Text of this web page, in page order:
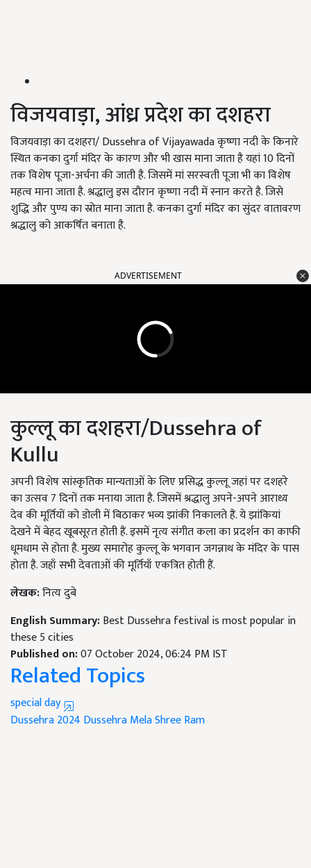
विजयवाड़ा, आंध्र प्रदेश का दशहरा
विजयवाड़ा का दशहरा/ Dussehra of Vijayawada कृष्णा नदी के किनारे
स्थित कनका दुर्गा मंदिर के कारण और भी खास माना जाता है यहां 10 दिनों
तक विशेष पूजा-अर्चना की जाती है. जिसमें मां सरस्वती पूजा भी का विशेष
महत्व माना जाता है. श्रद्धालु इस दौरान कृष्णा नदी में स्नान करते है. जिसे
शुद्धि और पुण्य का स्रोत माना जाता है. कनका दुर्गा मंदिर का सुंदर वातावरण
श्रद्धालु को आकर्षित बनाता है.
ADVERTISEMENT
कुल्लू का दशहरा/Dussehra of
Kullu
अपनी विशेष सांस्कृतिक मान्यताओं के लिए प्रसिद्ध कुल्लू जहां पर दशहरे
का उत्सव 7 दिनों तक मनाया जाता है. जिसमें श्रद्धालु अपने-अपने आराध्य
देव की मूर्तियों को डोली में बिठाकर भव्य झांकी निकालते हैं. ये झांकियां
देखने में बेहद खूबसूरत होती हैं. इसमें नृत्य संगीत कला का प्रदर्शन का काफी
धूमधाम से होता है. मुख्य समारोह कुल्लू के भगवान जगन्नाथ के मंदिर के पास
होता है. जहाँ सभी देवताओं की मूर्तियाँ एकत्रित होती हैं.
लेखक:नित्य दुबे
English Summary:Best Dussehra festival is most popular in
these 5 cities
Published on:07 October 2024, 06:24 PM IST
Related Topics
special day
Dussehra 2024 Dussehra MelaShree Ram